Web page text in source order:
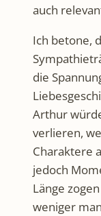
auch
Ich betone,
die
Arthur
verlieren,
Charaktere
jedoch
Länge
weniger